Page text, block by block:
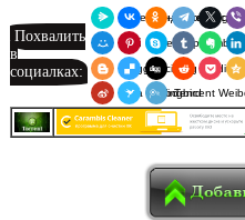
Похвалить
в
социалках:
Я.Мессенджер
ВКонтакте
Мой МирPinterest
Skype
BloggerDelicious
Digg
Sina Weibo
Surfingbird